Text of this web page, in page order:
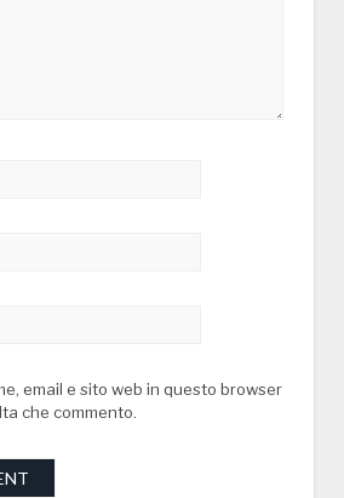
email e sito web in questo browser
che commento.